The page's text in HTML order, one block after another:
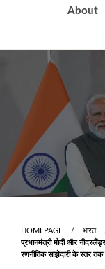
About
HOMEPAGE
भारत
प्रधानमंत्री मोदी और
रणनीतिक साझेदारी के स्तर तक